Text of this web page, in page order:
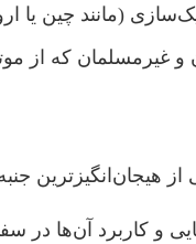
(مانند چین یا
غیرمسلمان که از
هیجان‌انگیزترین
و کاربرد آن‌ها در